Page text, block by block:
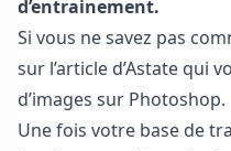
d’entrainement.
Si vous ne savez pas
sur l’article d’Astate qui
d’images sur Photoshop.
Une fois votre base de